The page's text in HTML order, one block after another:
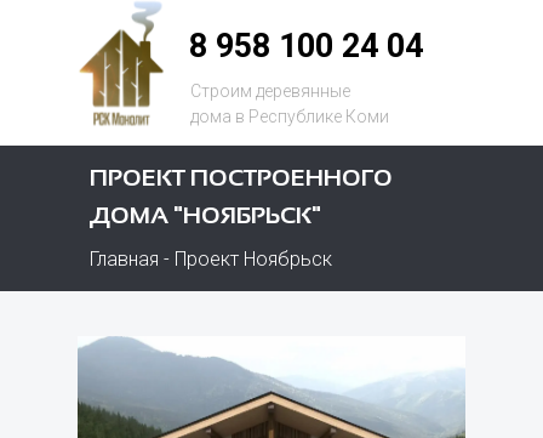
Строим деревянные
дома в Республике Коми
8 958 100 24 04
ПРОЕКТ ПОСТРОЕННОГО
ДОМА "НОЯБРЬСК"
Главная - Проект Ноябрьск